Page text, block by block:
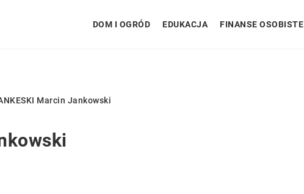
DOM I OGRÓD EDUKACJA FINANSE OSOBISTE
Marcin Jankowski